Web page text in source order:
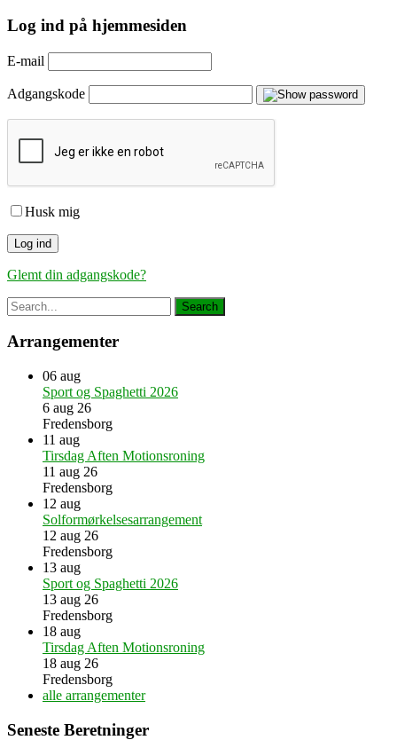
Log ind på hjemmesiden
E-mail
Adgangskode
Husk mig
Glemt din adgangskode?
Arrangementer
06 aug
Sport og Spaghetti 2026
6 aug 26
Fredensborg
11 aug
Tirsdag Aften Motionsroning
11 aug 26
Fredensborg
12 aug
Solformørkelsesarrangement
12 aug 26
Fredensborg
13 aug
Sport og Spaghetti 2026
13 aug 26
Fredensborg
18 aug
Tirsdag Aften Motionsroning
18 aug 26
Fredensborg
alle arrangementer
Seneste Beretninger